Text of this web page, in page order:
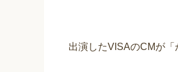
出演したVISAのCMが「